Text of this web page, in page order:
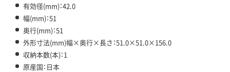
有効径(mm)：42.0
幅(mm)：51
奥行(mm)：51
外形寸法(mm)幅×奥行×長さ：51.0×51.0×156.0
収納本数(本)：1
原産国：日本